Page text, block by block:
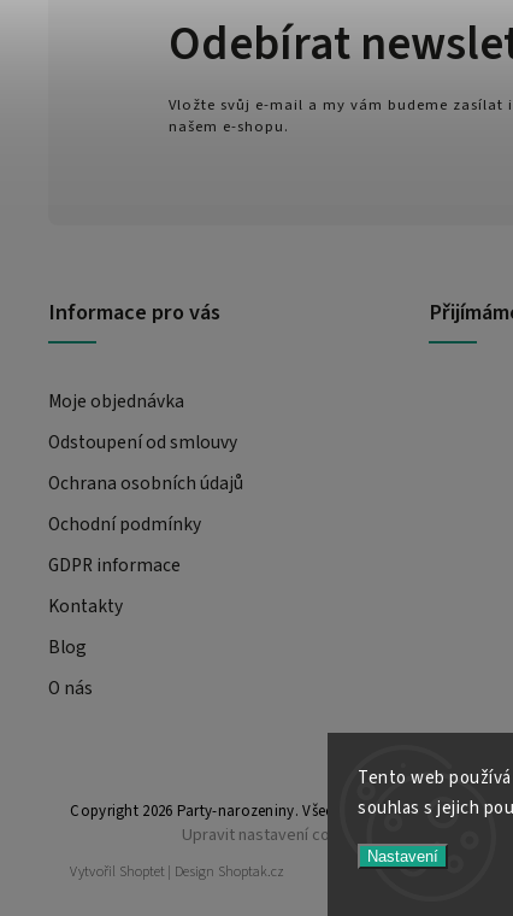
Tento web
souhlas s jejich
Nastavení
Informace pro vás
Moje objednávka
Odstoupení od smlouvy
Ochrana osobních údajů
Ochodní podmínky
GDPR informace
Kontakty
Blog
O nás
Odebírat
Vložte svůj e-mail a my vám budeme
našem e-shopu.
Copyright 2026 Party-narozeniny. Všechna práva vyhrazena.
Upravit nastavení cookies
Vytvořil Shoptet | Design Shoptak.cz